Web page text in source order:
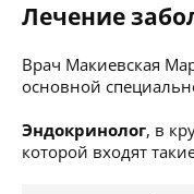
Лечение
Врач Макиевская
основной
Эндокринолог, в
которой входят